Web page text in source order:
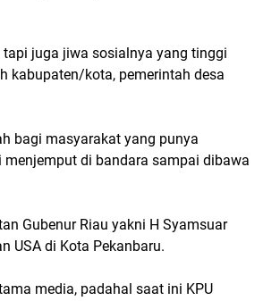
tapi juga jiwa sosialnya yang tinggi
kabupaten/kota, pemerintah desa
bagi masyarakat yang punya
di bandara sampai dibawa
Gubenur Riau yakni H Syamsuar
USA di Kota Pekanbaru.
media, padahal saat ini KPU